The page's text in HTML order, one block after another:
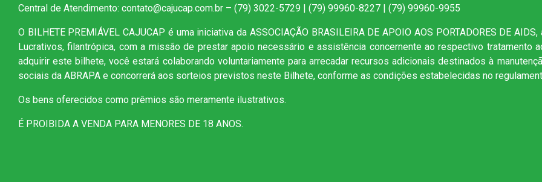
Central de Atendimento: contato@cajucap.com.br – (79) 3022-5729 | (79) 99960-8227 | (79) 99960-9955
O BILHETE PREMIÁVEL CAJUCAP é uma iniciativa da ASSOCIAÇÃO BRASILEIRA DE APOIO AOS PORTADORES DE
Lucrativos, filantrópica, com a missão de prestar apoio necessário e assistência concernente ao respectivo tratamento
adquirir este bilhete, você estará colaborando voluntariamente para arrecadar recursos adicionais destinados à
sociais da ABRAPA e concorrerá aos sorteios previstos neste Bilhete, conforme as condições estabelecidas no
Os bens oferecidos como prêmios são meramente ilustrativos.
É PROIBIDA A VENDA PARA MENORES DE 18 ANOS.